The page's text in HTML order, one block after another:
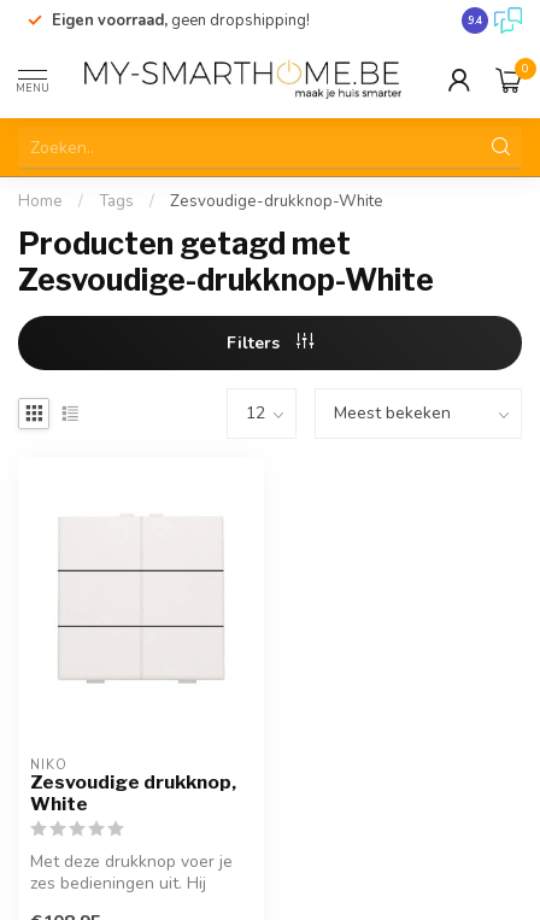
Eigen voorraad, geen dropshipping! 9.4
MENU
0
Home / Tags / Zesvoudige-drukknop-White
Producten getagd met
Zesvoudige-drukknop-White
Filters
NIKO
Zesvoudige drukknop,
White
Met deze drukknop voer je
zes bedieningen uit. Hij